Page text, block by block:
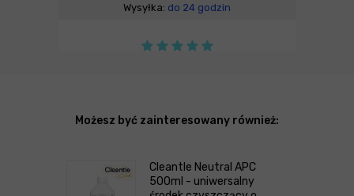
Wysyłka: do 24 godzin
Możesz być zainteresowany również:
Cleantle Neutral APC
500ml - uniwersalny